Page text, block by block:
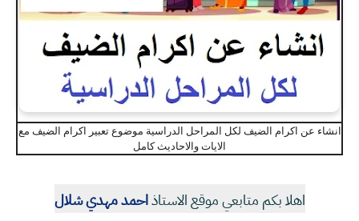
انشاء عن اكرام الضيف لكل المراحل الدراسية موضوع تعبير اكرام الضيف مع
الايات والاحاديث كامل
اهلا بكم متابعي موقع الاستاذاحمد مهدي شلال